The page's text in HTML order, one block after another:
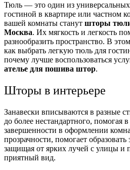
Тюль — это один из
гостиной в квартире или частном
вашей комнаты станут шторы
Москва. Их мягкость и легкость
разнообразить пространство. В
как выбрать легкую тюль для
почему лучше воспользоваться
ателье для пошива штор.
Шторы в интерьере
Занавески вписываются в разные
до более нестандартного, помогая
завершенности в оформлении
прозрачности, помогает
защищая от ярких лучей с улицы и
приятный вид.